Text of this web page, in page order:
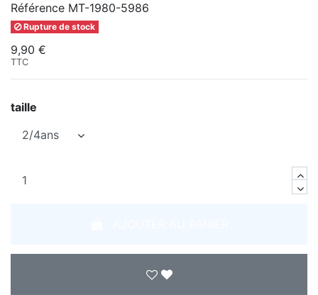
Référence MT-1980-5986
Rupture de stock
9,90 €
TTC
taille